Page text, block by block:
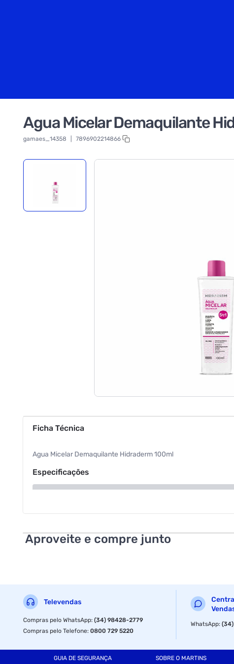
Agua Micelar Demaquilante
gamaes_14358 7896902214866
Ficha Técnica
Agua Micelar Demaquilante Hidraderm 100ml
Especificações
Aproveite e compre junto
Televendas
Compras pelo WhatsApp:(34) 98428-2779
Compras pelo Telefone:0800 729 5220
WhatsApp:
GUIA DE SEGURANÇA SOBRE O MARTINS